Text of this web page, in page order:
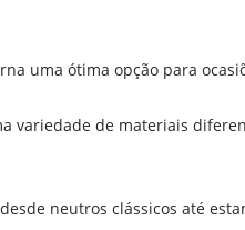
uma ótima opção para
de materiais
neutros clássicos até